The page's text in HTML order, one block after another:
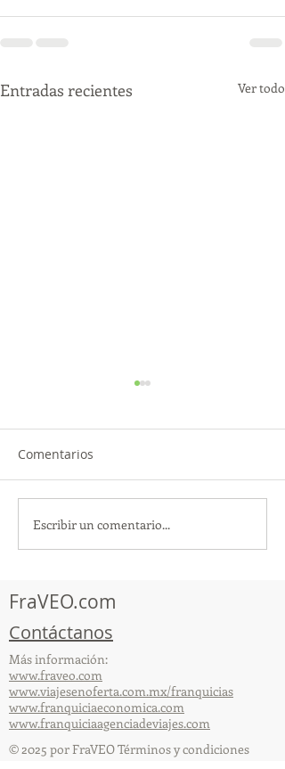
Entradas recientes Ver todo
TourTravelynByFraveo
participó en la
Comentarios
Escribir un comentario...
FraVEO.com
Contáctanos
Más información:
www.fraveo.com
www.viajesenoferta.com.mx/franquicias
www.franquiciaeconomica.com
www.franquiciaagenciadeviajes.com
© 2025 por FraVEO Términos y condiciones